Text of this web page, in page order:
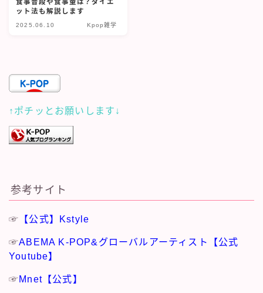
食事普段や食事量は？ダイエ
ット法も解説します
2025.06.10 Kpop雑学
↑ポチッとお願いします↓
参考サイト
☞ 【公式】Kstyle
☞ABEMA K-POP&グローバルアーティスト【公式
Youtube】
☞Mnet【公式】